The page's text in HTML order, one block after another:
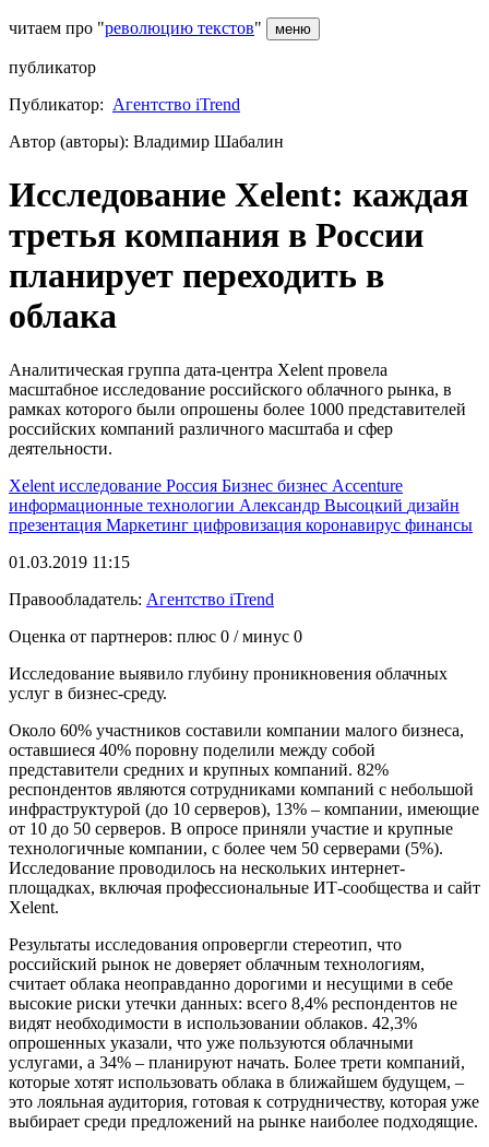
читаем про "революцию текстов" меню
публикатор
Публикатор: Агентство iTrend
Автор (авторы): Владимир Шабалин
Исследование Xelent: каждая
третья компания в России
планирует переходить в
облака
Аналитическая группа дата-центра Xelent провела
масштабное исследование российского облачного рынка, в
рамках которого были опрошены более 1000 представителей
российских компаний различного масштаба и сфер
деятельности.
Xelent исследование Россия Бизнес бизнес Accenture
информационные технологии Александр Высоцкий дизайн
презентация Маркетинг цифровизация коронавирус финансы
01.03.2019 11:15
Правообладатель: Агентство iTrend
Оценка от партнеров: плюс 0 / минус 0
Исследование выявило глубину проникновения облачных
услуг в бизнес-среду.
Около 60% участников составили компании малого бизнеса,
оставшиеся 40% поровну поделили между собой
представители средних и крупных компаний. 82%
респондентов являются сотрудниками компаний с небольшой
инфраструктурой (до 10 серверов), 13% – компании, имеющие
от 10 до 50 серверов. В опросе приняли участие и крупные
технологичные компании, с более чем 50 серверами (5%).
Исследование проводилось на нескольких интернет-
площадках, включая профессиональные ИТ-сообщества и сайт
Xelent.
Результаты исследования опровергли стереотип, что
российский рынок не доверяет облачным технологиям,
считает облака неоправданно дорогими и несущими в себе
высокие риски утечки данных: всего 8,4% респондентов не
видят необходимости в использовании облаков. 42,3%
опрошенных указали, что уже пользуются облачными
услугами, а 34% – планируют начать. Более трети компаний,
которые хотят использовать облака в ближайшем будущем, –
это лояльная аудитория, готовая к сотрудничеству, которая уже
выбирает среди предложений на рынке наиболее подходящие.